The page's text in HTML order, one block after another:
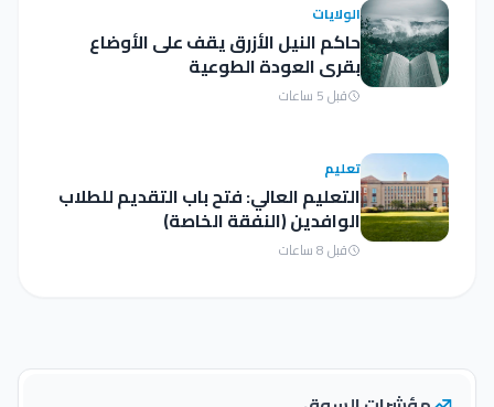
الولايات
حاكم النيل الأزرق يقف على الأوضاع
بقرى العودة الطوعية
قبل 5 ساعات
تعليم
التعليم العالي: فتح باب التقديم للطلاب
الوافدين (النفقة الخاصة)
قبل 8 ساعات